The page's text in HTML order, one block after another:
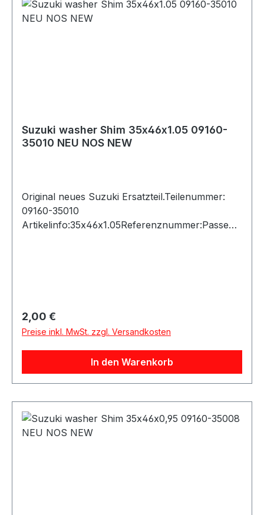
Suzuki washer Shim 35x46x1.05 09160-
35010 NEU NOS NEW
Original neues Suzuki Ersatzteil.Teilenummer:
09160-35010
Artikelinfo:35x46x1.05Referenznummer:Passend
Regulärer Preis:
2,00 €
Preise inkl. MwSt. zzgl. Versandkosten
In den Warenkorb